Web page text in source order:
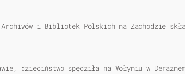
i Bibliotek Polskich na Zachodzie
dzieciństwo spędziła na Wołyniu w